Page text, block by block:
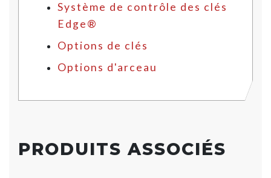
Système de contrôle des clés
Edge®
Options de clés
Options d'arceau
PRODUITS ASSOCIÉS